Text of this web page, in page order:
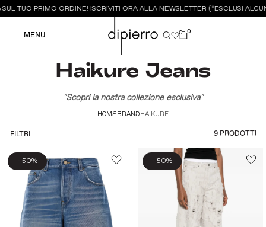
TUO PRIMO ORDINE! ISCRIVITI ORA ALLA NEWSLETTER (*ESCLUSI
MENU 0 0
Haikure Jeans
"Scopri la nostra collezione esclusiva"
HOME BRAND HAIKURE
FILTRI 9 PRODOTTI
- 50% - 50%